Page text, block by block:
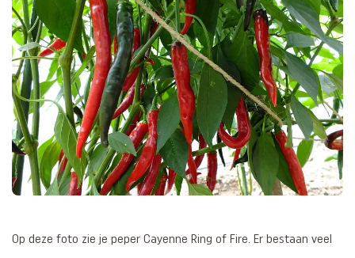
Op deze foto zie je peper Cayenne Ring of Fire. Er bestaan veel